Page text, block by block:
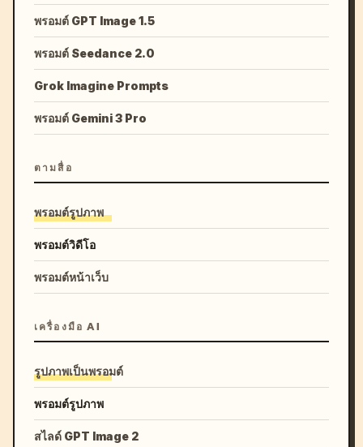
พรอมต์ GPT Image 1.5
พรอมต์ Seedance 2.0
Grok Imagine Prompts
พรอมต์ Gemini 3 Pro
ตามสื่อ
พรอมต์รูปภาพ
พรอมต์วิดีโอ
พรอมต์หน้าเว็บ
เครื่องมือ AI
รูปภาพเป็นพรอมต์
พรอมต์รูปภาพ
สไลด์ GPT Image 2